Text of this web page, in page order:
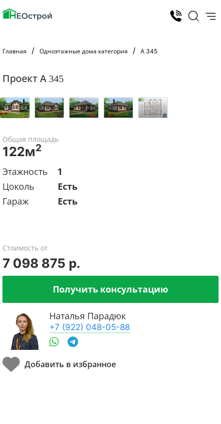
Главная Одноэтажные дома категория А 345
Проект А 345
Общая площадь
122м2
Этажность
1
Цоколь
Есть
Гараж
Есть
Стоимость от
7 098 875 р.
Получить консультацию
Наталья Парадюк
+7 (922) 048-05-88